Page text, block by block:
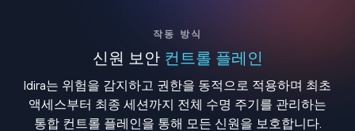
작동 방식
신원 보안 컨트롤 플레인
Idira는 위험을 감지하고 권한을 동적으로 적용하며 최초
액세스부터 최종 세션까지 전체 수명 주기를 관리하는
통합 컨트롤 플레인을 통해 모든 신원을 보호합니다.